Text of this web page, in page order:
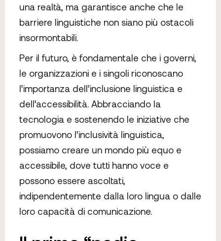
una realtà, ma garantisce anche che le
barriere linguistiche non siano più ostacoli
insormontabili.
Per il futuro, è fondamentale che i governi,
le organizzazioni e i singoli riconoscano
l’importanza dell’inclusione linguistica e
dell’accessibilità. Abbracciando la
tecnologia e sostenendo le iniziative che
promuovono l’inclusività linguistica,
possiamo creare un mondo più equo e
accessibile, dove tutti hanno voce e
possono essere ascoltati,
indipendentemente dalla loro lingua o dalle
loro capacità di comunicazione.